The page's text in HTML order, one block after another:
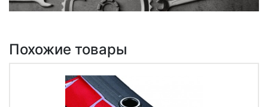
Похожие товары